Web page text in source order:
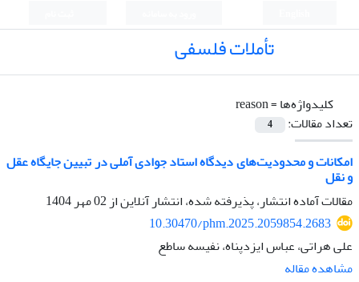
تأملات فلسفی
کلیدواژه‌ها =reason
تعداد مقالات:
4
امکانات و محدودیت‌های دیدگاه استاد جوادی آملی در تبیین جایگاه عقل
و نقل
مقالات آماده انتشار، پذیرفته شده، انتشار آنلاین از02 مهر 1404
10.30470/phm.2025.2059854.2683
علی هراتی، عباس ایزدپناه، نفیسه ساطع
مشاهده مقاله